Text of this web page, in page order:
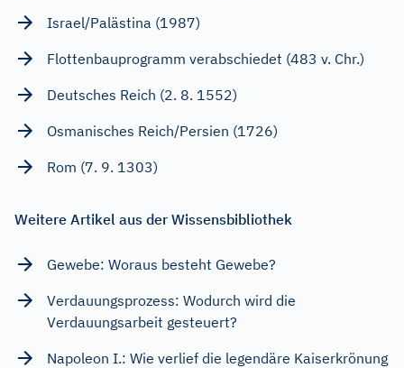
Israel/Palästina (1987)
Flottenbauprogramm verabschiedet (483 v. Chr.)
Deutsches Reich (2. 8. 1552)
Osmanisches Reich/Persien (1726)
Rom (7. 9. 1303)
Weitere Artikel aus der Wissensbibliothek
Gewebe: Woraus besteht Gewebe?
Verdauungsprozess: Wodurch wird die
Verdauungsarbeit gesteuert?
Napoleon I.: Wie verlief die legendäre Kaiserkrönung